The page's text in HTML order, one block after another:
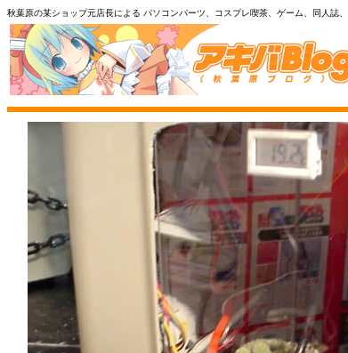
秋葉原の某ショップ元店長による パソコンパーツ、コスプレ喫茶、ゲーム、同人誌